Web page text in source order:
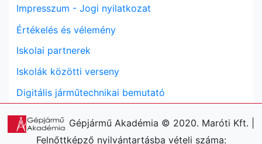
Impresszum - Jogi nyilatkozat
Értékelés és vélemény
Iskolai partnerek
Iskolák közötti verseny
Digitális járműtechnikai bemutató
Gépjármű Akadémia © 2020. Maróti Kft. |
Felnőttképző nyilvántartásba vételi száma: